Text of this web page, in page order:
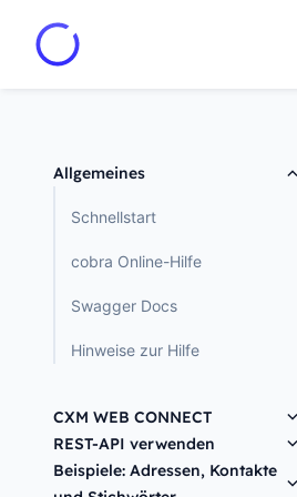
Allgemeines
Schnellstart
cobra Online-Hilfe
Swagger Docs
Hinweise zur Hilfe
CXM WEB CONNECT
Installation
REST-API verwenden
Endpunkte anlegen
Beispiele: Adressen, Kontakte